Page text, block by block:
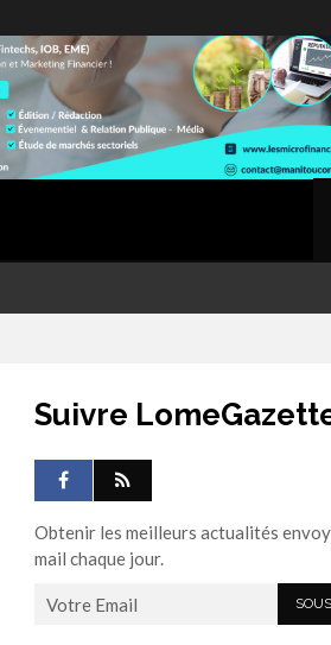
Suivre
Obtenir les meilleurs actualités
mail chaque jour.